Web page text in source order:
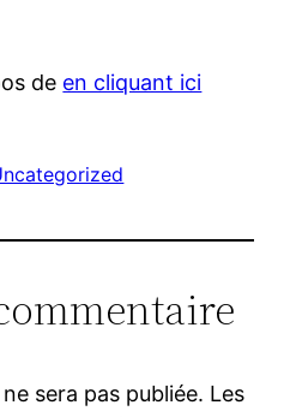
de en cliquant ici
sera pas publiée. Les